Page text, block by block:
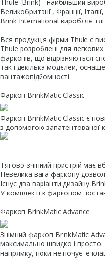
Thule (Brink) - найбільший
Великобританії, Франції,
Brink International виробляє
Вся продукція фірми Thule є
Thule розроблені для
фаркопів, що відрізняються
так і декілька моделей,
вантажопідйомності.
Фаркоп BrinkMatic Classic
Фаркоп BrinkMatic Classic є
з допомогою запатентованої
Тягово-зчіпний пристрій має
Невелика вага фаркопу
Існує два варіанти дизайну
У комплекті з фаркопом
Фаркоп BrinkMatic Advance
Знімний фаркоп BrinkMatic
максимально швидко і просто.
напрямку, поки не почуєте